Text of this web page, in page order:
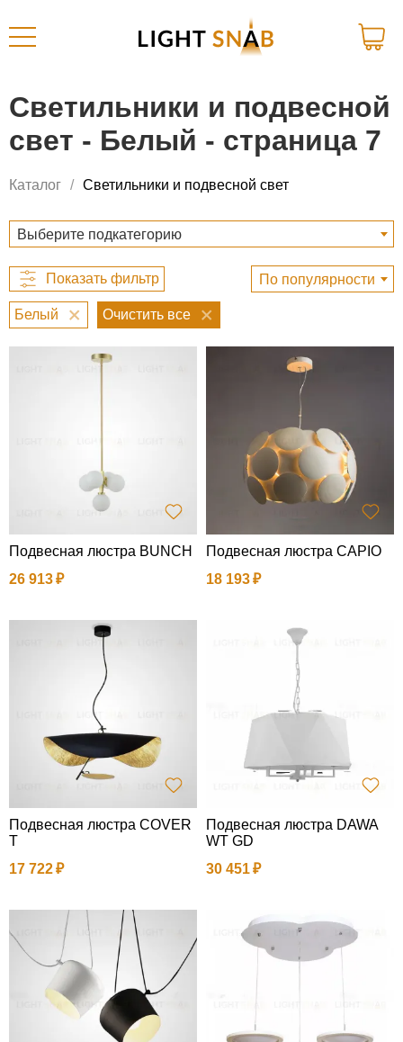
Светильники и подвесной
свет - Белый - страница 7
Каталог Светильники и подвесной свет
Выберите подкатегорию
По популярности
Белый
Подвесная люстра BUNCH
26 913
Подвесная люстра CAPIO
18 193
Подвесная люстра COVER
T
17 722
Подвесная люстра DAWA
WT GD
30 451